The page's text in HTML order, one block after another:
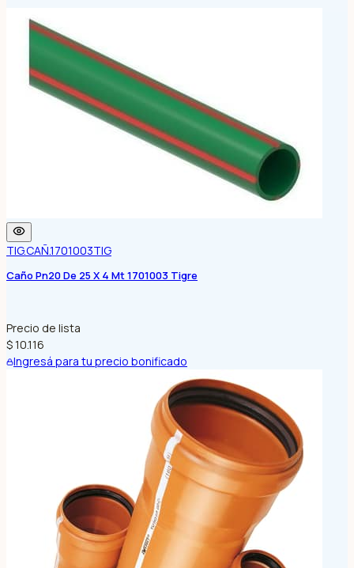
TIG.CAÑ.1701003TIG
Caño Pn20 De 25 X 4 Mt 1701003 Tigre
Precio de lista
$ 10.116
Ingresá para tu precio bonificado